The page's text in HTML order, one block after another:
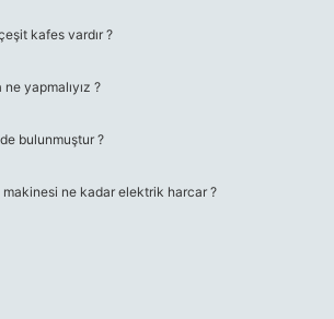
kafes vardır ?
ne yapmalıyız ?
bulunmuştur ?
makinesi ne kadar elektrik harcar ?